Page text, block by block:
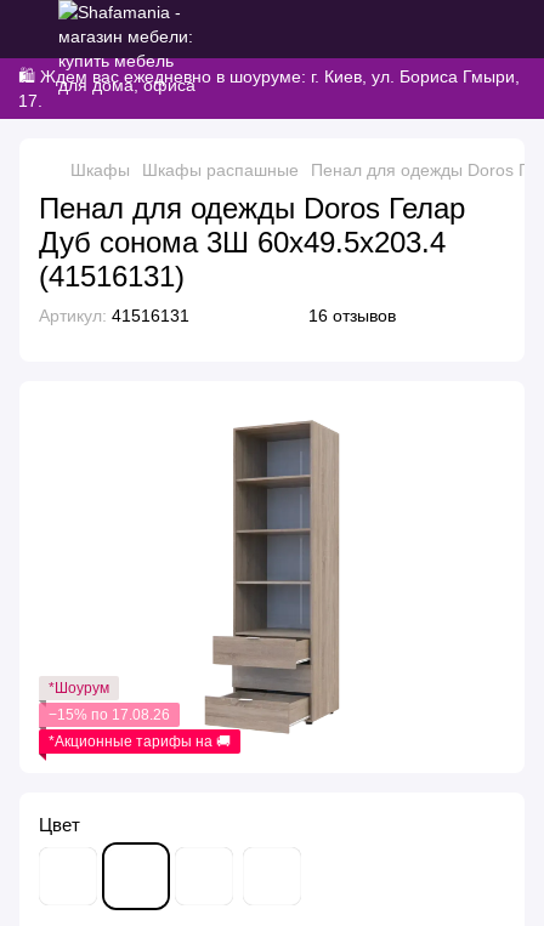
🛍️ Ждем вас ежедневно в шоуруме: г. Киев, ул. Бориса Гмыри,
17.
Шкафы Шкафы распашные Пенал для одежды Doros
Пенал для одежды Doros Гелар
Дуб сонома 3Ш 60х49.5х203.4
(41516131)
Артикул: 41516131 16 отзывов
*Шоурум
−15% по 17.08.26
*Акционные тарифы на 🚚
Цвет